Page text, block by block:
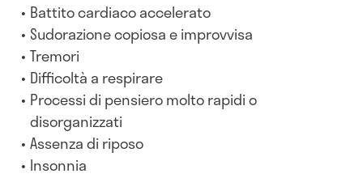
Battito cardiaco accelerato
Sudorazione copiosa e improvvisa
Tremori
Difficoltà a respirare
Processi di pensiero molto rapidi o
disorganizzati
Assenza di riposo
Insonnia